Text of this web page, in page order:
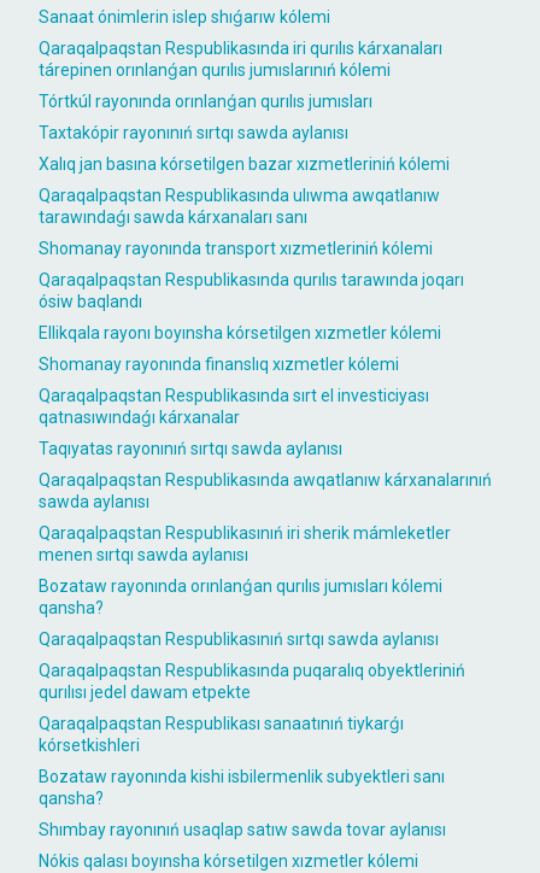
Sanaat ónimlerin islep shıǵarıw kólemi
Qaraqalpaqstan Respublikasında iri qurılıs kárxanaları
tárepinen orınlanǵan qurılıs jumıslarınıń kólemi
Tórtkúl rayonında orınlanǵan qurılıs jumısları
Taxtakópir rayonınıń sırtqı sawda aylanısı
Xalıq jan basına kórsetilgen bazar xızmetleriniń kólemi
Qaraqalpaqstan Respublikasında ulıwma awqatlanıw
tarawındaǵı sawda kárxanaları sanı
Shomanay rayonında transport xızmetleriniń kólemi
Qaraqalpaqstan Respublikasında qurılıs tarawında joqarı
ósiw baqlandı
Ellikqala rayonı boyınsha kórsetilgen xızmetler kólemi
Shomanay rayonında finanslıq xızmetler kólemi
Qaraqalpaqstan Respublikasında sırt el investiciyası
qatnasıwındaǵı kárxanalar
Taqıyatas rayonınıń sırtqı sawda aylanısı
Qaraqalpaqstan Respublikasında awqatlanıw kárxanalarınıń
sawda aylanısı
Qaraqalpaqstan Respublikasınıń iri sherik mámleketler
menen sırtqı sawda aylanısı
Bozataw rayonında orınlanǵan qurılıs jumısları kólemi
qansha?
Qaraqalpaqstan Respublikasınıń sırtqı sawda aylanısı
Qaraqalpaqstan Respublikasında puqaralıq obyektleriniń
qurılısı jedel dawam etpekte
Qaraqalpaqstan Respublikası sanaatınıń tiykarǵı
kórsetkishleri
Bozataw rayonında kishi isbilermenlik subyektleri sanı
qansha?
Shımbay rayonınıń usaqlap satıw sawda tovar aylanısı
Nókis qalası boyınsha kórsetilgen xızmetler kólemi